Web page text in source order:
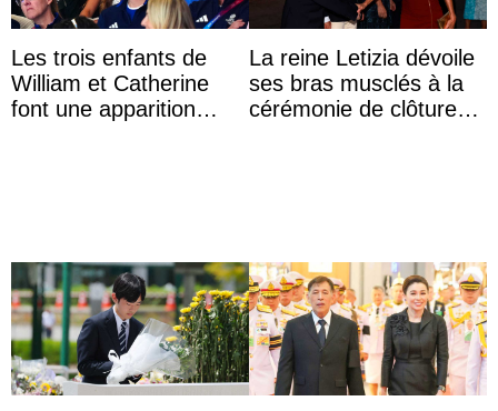
Les trois enfants de
William et Catherine
font une apparition
La reine Letizia dévoile
ses bras musclés à la
cérémonie de clôture